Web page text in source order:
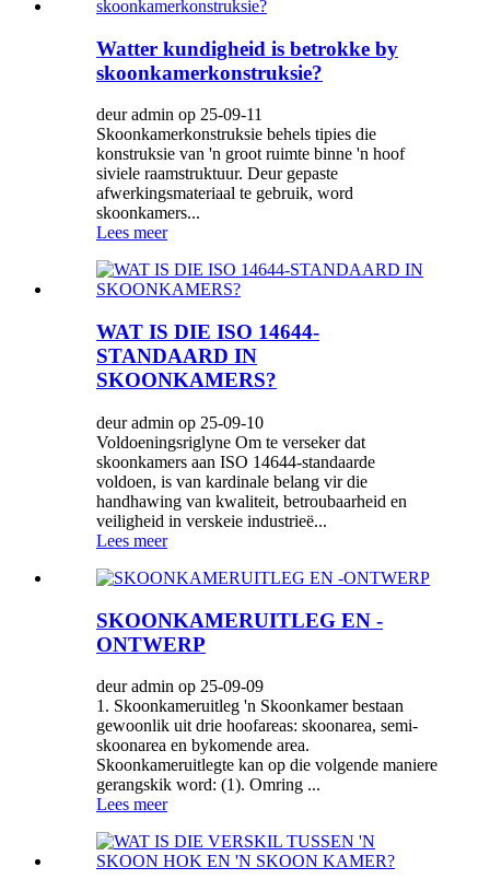
Watter kundigheid is betrokke by
skoonkamerkonstruksie?
deur admin op 25-09-11
Skoonkamerkonstruksie behels tipies die
konstruksie van 'n groot ruimte binne 'n hoof
siviele raamstruktuur. Deur gepaste
afwerkingsmateriaal te gebruik, word
skoonkamers...
Lees meer
WAT IS DIE ISO 14644-
STANDAARD IN
SKOONKAMERS?
deur admin op 25-09-10
Voldoeningsriglyne Om te verseker dat
skoonkamers aan ISO 14644-standaarde
voldoen, is van kardinale belang vir die
handhawing van kwaliteit, betroubaarheid en
veiligheid in verskeie industrieë...
Lees meer
SKOONKAMERUITLEG EN -
ONTWERP
deur admin op 25-09-09
1. Skoonkameruitleg 'n Skoonkamer bestaan ​​
gewoonlik uit drie hoofareas: skoonarea, semi-
skoonarea en bykomende area.
Skoonkameruitlegte kan op die volgende maniere
gerangskik word: (1). Omring ...
Lees meer